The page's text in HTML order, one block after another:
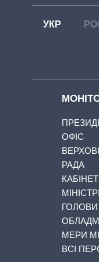
УКР
ОФІС
РАДА
КАБІНЕТ
ГОЛОВИ
МЕРИ
ВСІ